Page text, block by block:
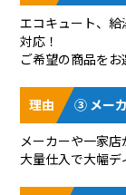
エコキュート、給
対応！
ご希望の商品をお
③ メー
メーカーや一家
大量仕入で大幅デ